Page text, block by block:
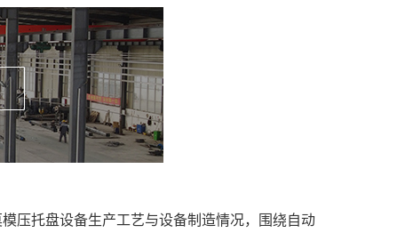
压托盘设备生产工艺与设备制造情况，围绕自动